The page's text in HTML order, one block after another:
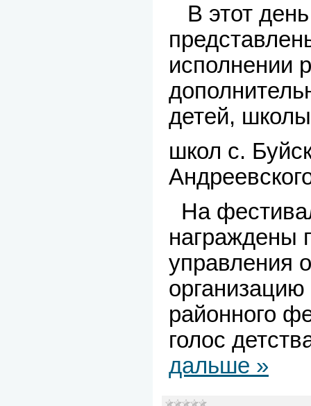
В этот
исполнении
детей,
школ с.
На
награждены
управления
районного
голос
дальше »